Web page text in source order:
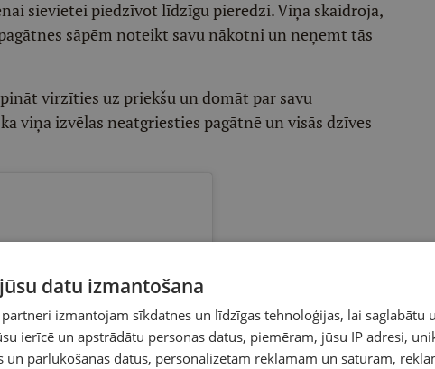
sievietei piedzīvot līdzīgu pieredzi. Viņa skaidroja,
sāpēm noteikt savu nākotni un neņemt tās
virzīties uz priekšu un domāt par savu
viņa izvēlas neatgriesties pagātnē un visās dzīves
datu izmantošana
izmantojam sīkdatnes un līdzīgas tehnoloģijas, lai saglabātu
ierīcē un apstrādātu personas datus, piemēram, jūsu IP adresi,
un pārlūkošanas datus, personalizētām reklāmām un saturam,